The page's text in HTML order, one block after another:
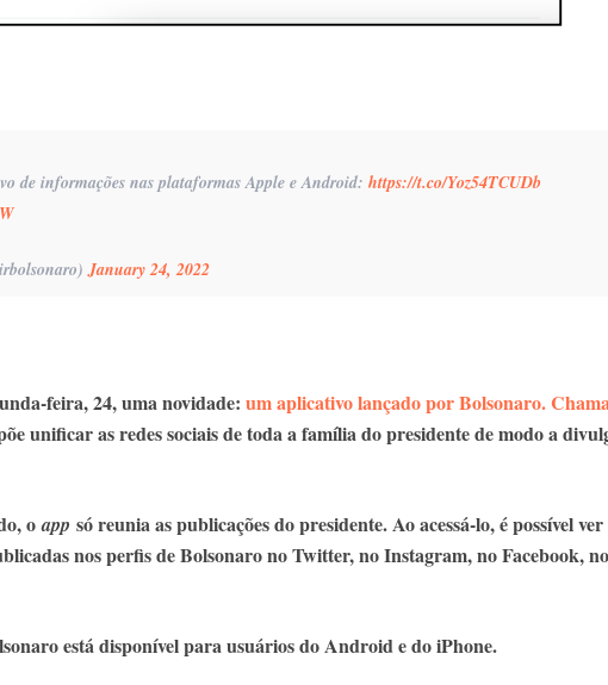
de informações nas plataformas Apple e Android: https://t.co/Yoz54TCUDb
January 24, 2022
feira, 24, uma novidade: um aplicativo lançado por Bolsonaro.
unificar as redes sociais de toda a família do presidente de modo a
oapp só reunia as publicações do presidente. Ao acessá-lo, é possível ver
nos perfis de Bolsonaro no Twitter, no Instagram, no Facebook, no
está disponível para usuários do Android e do iPhone.